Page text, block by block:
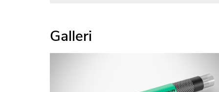
Galleri